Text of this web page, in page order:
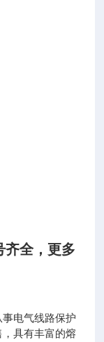
齐全， 更多
电气线路保护
具有丰富的熔